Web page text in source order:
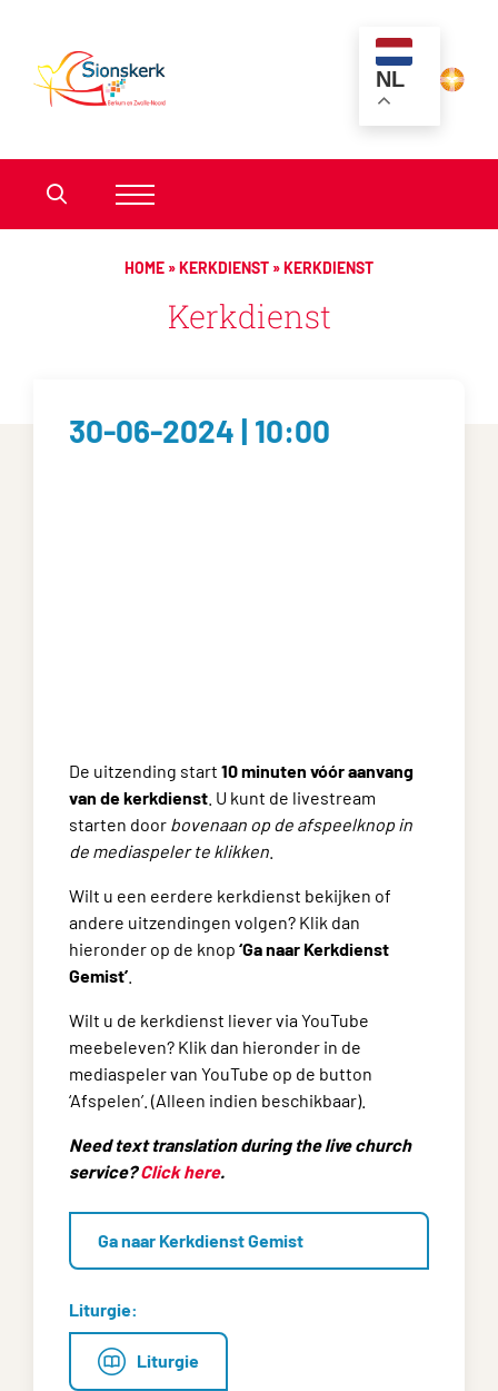
NL
HOME »KERKDIENST »KERKDIENST
Kerkdienst
30-06-2024 | 10:00
De uitzending start 10 minuten vóór aanvang
van de kerkdienst . U kunt de livestream
starten door bovenaan op de afspeelknop in
de mediaspeler te klikken
Wilt u een eerdere kerkdienst bekijken of
andere uitzendingen volgen? Klik dan
hieronder op de knop ‘Ga naar Kerkdienst
Gemist’
Wilt u de kerkdienst liever via YouTube
meebeleven? Klik dan hieronder in de
mediaspeler van YouTube op de button
‘Afspelen’. (Alleen indien beschikbaar).
Need text translation during the live church
service?Click here.
Ga naar Kerkdienst Gemist
Liturgie:
Liturgie